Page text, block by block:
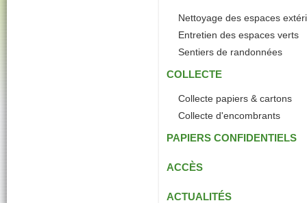
Nettoyage des espaces
Entretien des espaces verts
Sentiers de randonnées
COLLECTE
Collecte papiers & cartons
Collecte d'encombrants
PAPIERS CONFIDENTIELS
ACCÈS
ACTUALITÉS